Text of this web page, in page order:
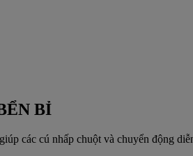
BỈ
các cú nhấp chuột và chuyển động